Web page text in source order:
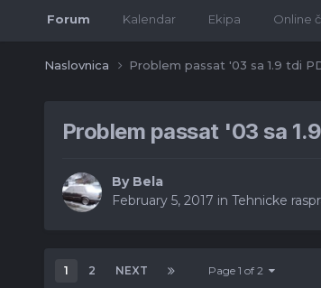
Forum Kalendar Ekipa Online
Naslovnica Problem passat '03 sa 1.9 tdi
Problem passat '03 sa
By Bela
February 5, 2017 in Tehnicke
1 2 NEXT Page 1 of 2